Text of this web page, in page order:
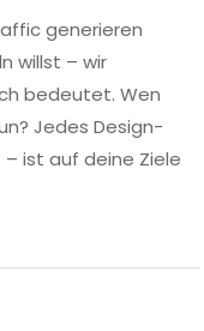
generieren
willst – wir
bedeutet. Wen
Jedes Design-
ist auf deine Ziele